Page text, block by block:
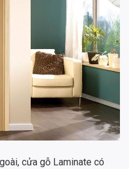
cửa gỗ Laminate có